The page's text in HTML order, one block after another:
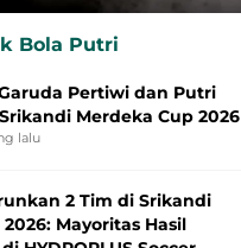
Bola Putri
Pertiwi dan Putri
Merdeka Cup 2026
lalu
2 Tim di Srikandi
Mayoritas Hasil